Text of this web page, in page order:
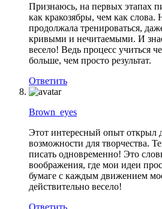
Признаюсь, на первых этапах
как кракозябры, чем как слова.
продолжала тренироваться,
кривыми и нечитаемыми. И
весело! Ведь процесс учиться
больше, чем просто результат.
Ответить
Brown_eyes
Этот интересный опыт открыл
возможности для творчества.
писать одновременно! Это
воображения, где мои идеи
бумаге с каждым движением
действительно весело!
Ответить